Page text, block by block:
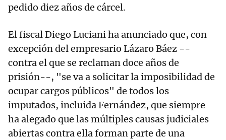
pedido diez años de cárcel.
El fiscal Diego Luciani ha anunciado que, con
excepción del empresario Lázaro Báez --
contra el que se reclaman doce años de
prisión--, "se va a solicitar la imposibilidad de
ocupar cargos públicos" de todos los
imputados, incluida Fernández, que siempre
ha alegado que las múltiples causas judiciales
abiertas contra ella forman parte de una